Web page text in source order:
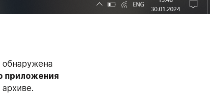
приложения